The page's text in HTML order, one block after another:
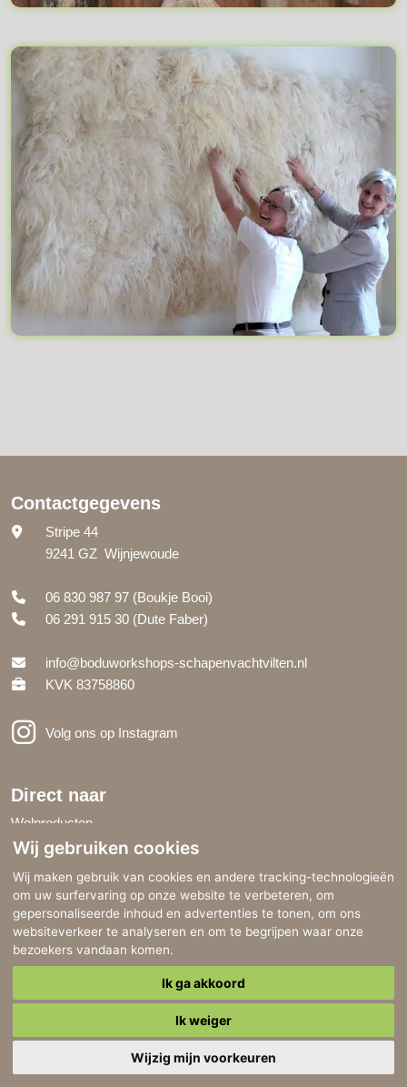
Contactgegevens
Stripe 44
9241 GZ Wijnjewoude
06 830 987 97 (Boukje Booi)
06 291 915 30 (Dute Faber)
info@boduworkshops-schapenvachtvilten.nl
KVK 83758860
Volg ons op Instagram
Direct naar
Wolproducten
wolmest
Blog
Opdrachten
Google Reviews
Copyright © 2026 BoDu Workshops Schapenvachtvilten
Made with
byBO. Be Original|Powered byBO Creator DXP®
Cookie instellingen
Wij gebruiken cookies
Wij maken gebruik van cookies en andere tracking-technologieën
om uw surfervaring op onze website te verbeteren, om
gepersonaliseerde inhoud en advertenties te tonen, om ons
websiteverkeer te analyseren en om te begrijpen waar onze
bezoekers vandaan komen.
Ik ga akkoord
Ik weiger
Wijzig mijn voorkeuren